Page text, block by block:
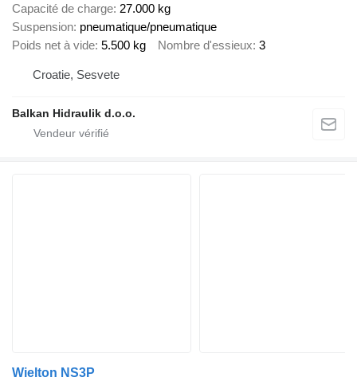
Capacité de charge 27.000 kg
Suspension pneumatique/pneumatique
Poids net à vide 5.500 kg Nombre d'essieux 3
Croatie, Sesvete
Balkan Hidraulik d.o.o.
Wielton NS3P